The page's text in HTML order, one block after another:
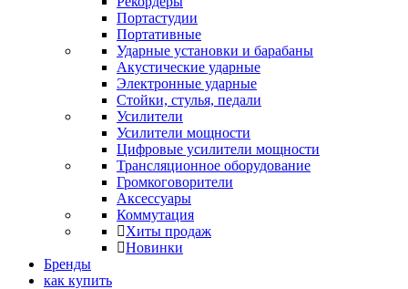
Портастудии
Портативные
Ударные установки и барабаны
Акустические ударные
Электронные ударные
Стойки, стулья, педали
Усилители
Усилители мощности
Цифровые усилители мощности
Трансляционное оборудование
Громкоговорители
Аксессуары
Коммутация
Хиты продаж
Новинки
Бренды
как купить